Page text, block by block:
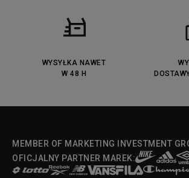
WYSYŁKA NAWET
W 48 H
MEMBER OF MARKETING INVESTMENT
OFICJALNY PARTNER MAREK: